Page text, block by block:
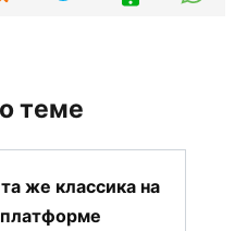
теме
же классика на
платформе